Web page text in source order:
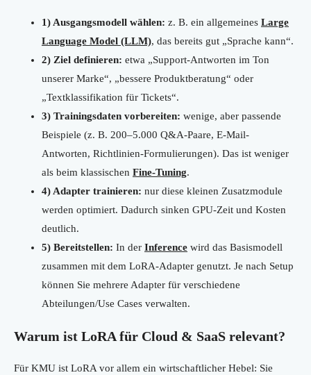
1) Ausgangsmodell wählen: z. B. ein allgemeines Large
Language Model (LLM), das bereits gut „Sprache kann“.
2) Ziel definieren: etwa „Support-Antworten im Ton
unserer Marke“, „bessere Produktberatung“ oder
„Textklassifikation für Tickets“.
3) Trainingsdaten vorbereiten: wenige, aber passende
Beispiele (z. B. 200–5.000 Q&A-Paare, E-Mail-
Antworten, Richtlinien-Formulierungen). Das ist weniger
als beim klassischen Fine-Tuning.
4) Adapter trainieren: nur diese kleinen Zusatzmodule
werden optimiert. Dadurch sinken GPU-Zeit und Kosten
deutlich.
5) Bereitstellen: In der Inference wird das Basismodell
zusammen mit dem LoRA-Adapter genutzt. Je nach Setup
können Sie mehrere Adapter für verschiedene
Abteilungen/Use Cases verwalten.
Warum ist LoRA für Cloud & SaaS relevant?
Für KMU ist LoRA vor allem ein wirtschaftlicher Hebel: Sie